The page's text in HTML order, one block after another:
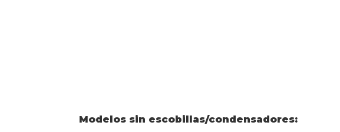
Modelos sin escobillas/condensadores: